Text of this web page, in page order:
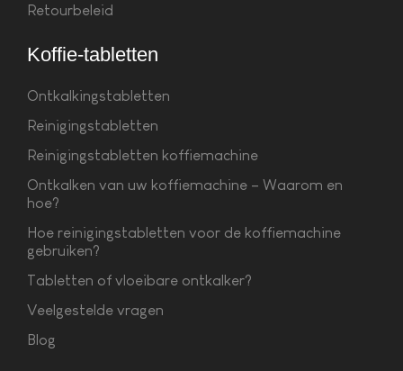
Retourbeleid
Koffie-tabletten
Ontkalkingstabletten
Reinigingstabletten
Reinigingstabletten koffiemachine
Ontkalken van uw koffiemachine – Waarom en
hoe?
Hoe reinigingstabletten voor de koffiemachine
gebruiken?
Tabletten of vloeibare ontkalker?
Veelgestelde vragen
Blog